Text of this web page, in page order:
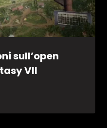
sull’open
VII